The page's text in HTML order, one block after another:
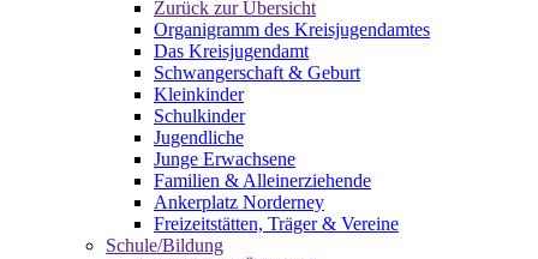
Zurück zur Übersicht
Organigramm des Kreisjugendamtes
Das Kreisjugendamt
Schwangerschaft & Geburt
Kleinkinder
Schulkinder
Jugendliche
Junge Erwachsene
Familien & Alleinerziehende
Ankerplatz Norderney
Freizeitstätten, Träger & Vereine
Schule/Bildung